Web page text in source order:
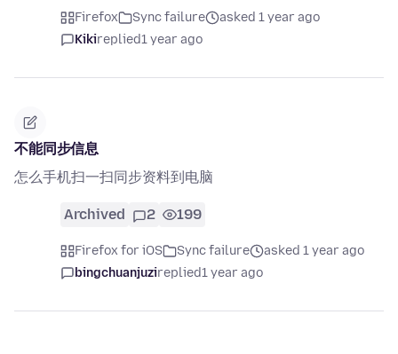
Firefox Sync failure
asked 1 year ago
Kikireplied1 year ago
不能同步信息
怎么手机扫一扫同步资料到电脑
Archived 2 199
Firefox for iOS Sync failure
asked 1 year ago
bingchuanjuzireplied1 year ago